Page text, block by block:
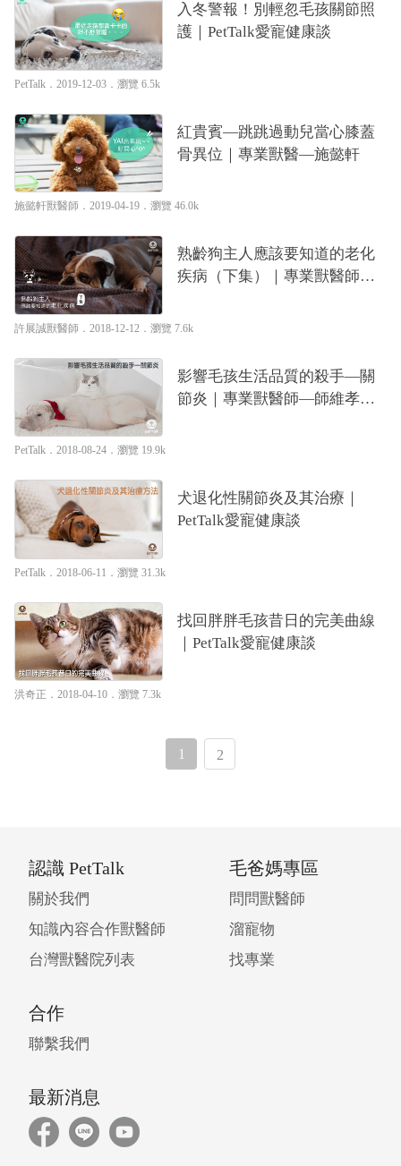
入冬警報！別輕忽毛孩關節照
護｜PetTalk愛寵健康談
PetTalk ．2019-12-03． 瀏覽 6.5k
紅貴賓—跳跳過動兒當心膝蓋
骨異位｜專業獸醫—施懿軒
施懿軒獸醫師 ．2019-04-19． 瀏覽 46.0k
熟齡狗主人應該要知道的老化
疾病（下集）｜專業獸醫師—
許展誠獸醫師 ．2018-12-12． 瀏覽 7.6k
影響毛孩生活品質的殺手—關
節炎｜專業獸醫師—師維孝醫
PetTalk ．2018-08-24． 瀏覽 19.9k
犬退化性關節炎及其治療｜
PetTalk愛寵健康談
PetTalk ．2018-06-11． 瀏覽 31.3k
找回胖胖毛孩昔日的完美曲線
｜PetTalk愛寵健康談
洪奇正 ．2018-04-10． 瀏覽 7.3k
1 2
認識 PetTalk
關於我們
知識內容合作獸醫師
台灣獸醫院列表
毛爸媽專區
問問獸醫師
溜寵物
找專業
合作
聯繫我們
最新消息